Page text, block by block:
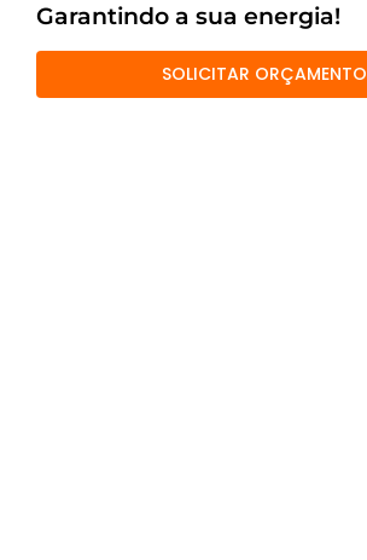
Garantindo a sua energia!
SOLICITAR ORÇAMENTO